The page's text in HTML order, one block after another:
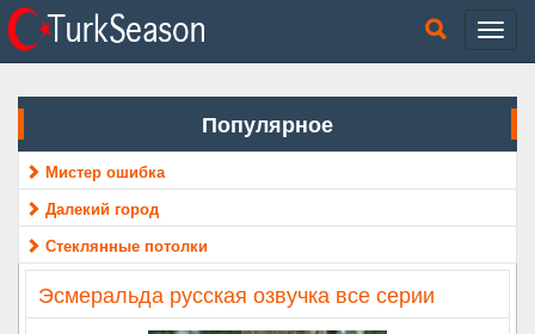
Популярное
Мистер ошибка
Далекий город
Стеклянные потолки
Эсмеральда русская озвучка все серии